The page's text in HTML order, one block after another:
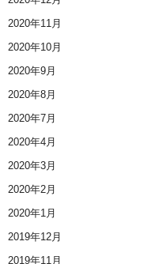
2020年11月
2020年10月
2020年9月
2020年8月
2020年7月
2020年4月
2020年3月
2020年2月
2020年1月
2019年12月
2019年11月